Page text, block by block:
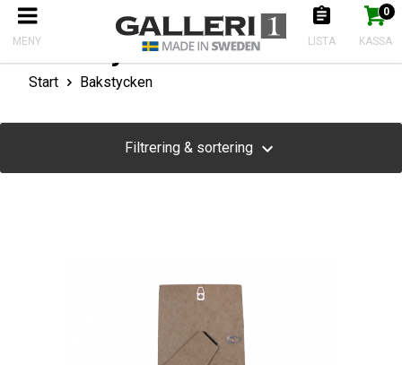
MENY LISTA
0
KASSA
Produkten har nu lagts till i kundkorgenGå till kassan
Bakstycken
Start Bakstycken
Filtrering & sortering